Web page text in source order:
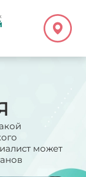
может